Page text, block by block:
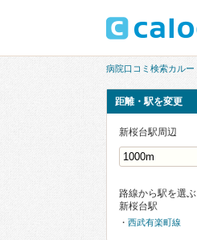
病院口コミ検索カルー
距離・駅を変更
新桜台駅周辺
路線から駅を選ぶ
新桜台駅
西武有楽町線